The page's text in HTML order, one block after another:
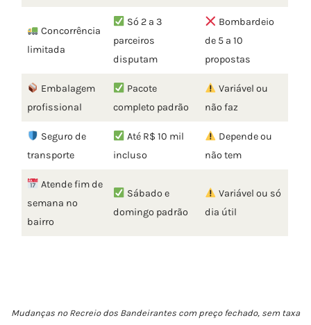
Concorrência
limitada
Só 2 a 3
parceiros
disputam
Bombardeio
de 5 a 10
propostas
Embalagem
profissional
Pacote
completo padrão
Variável ou
não faz
Seguro de
transporte
Até R$ 10 mil
incluso
Depende ou
não tem
Atende fim de
semana no
bairro
Sábado e
domingo padrão
Variável ou só
dia útil
Mudanças no Recreio dos Bandeirantes com preço fechado, sem taxa